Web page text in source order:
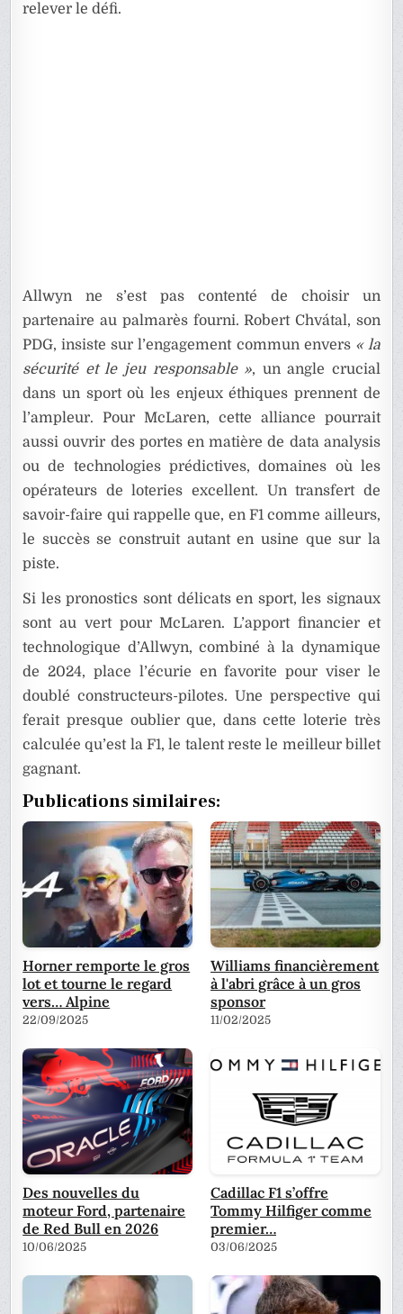
relever le défi.
Allwyn ne s’est pas contenté de choisir un
partenaire au palmarès fourni. Robert Chvátal, son
PDG, insiste sur l’engagement commun envers « la
sécurité et le jeu responsable », un angle crucial
dans un sport où les enjeux éthiques prennent de
l’ampleur. Pour McLaren, cette alliance pourrait
aussi ouvrir des portes en matière de data analysis
ou de technologies prédictives, domaines où les
opérateurs de loteries excellent. Un transfert de
savoir-faire qui rappelle que, en F1 comme ailleurs,
le succès se construit autant en usine que sur la
piste.
Si les pronostics sont délicats en sport, les signaux
sont au vert pour McLaren. L’apport financier et
technologique d’Allwyn, combiné à la dynamique
de 2024, place l’écurie en favorite pour viser le
doublé constructeurs-pilotes. Une perspective qui
ferait presque oublier que, dans cette loterie très
calculée qu’est la F1, le talent reste le meilleur billet
gagnant.
Publications similaires:
Horner remporte le gros
lot et tourne le regard
vers… Alpine
22/09/2025
Williams financièrement
à l'abri grâce à un gros
sponsor
11/02/2025
Des nouvelles du
moteur Ford, partenaire
de Red Bull en 2026
10/06/2025
Cadillac F1 s’offre
Tommy Hilfiger comme
premier…
03/06/2025